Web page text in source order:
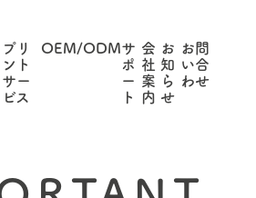
プリ
ント
サー
ビス
OEM/ODMサ
ポ
ー
ト
会
社
案
内
お
知
ら
せ
お問
い合
わせ